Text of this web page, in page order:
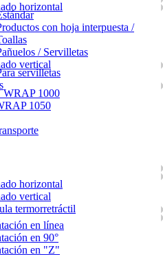
horizontal
con hoja interpuesta /
/ Servilletas
vertical
servilletas
1000
1050
horizontal
vertical
termorretráctil
en línea
en 90°
en "Z"